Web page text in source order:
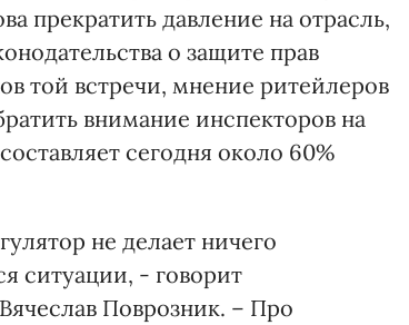
прекратить давление на отрасль,
о защите прав
той встречи, мнение ритейлеров
внимание инспекторов на
сегодня около 60%
не делает ничего
ситуации, - говорит
Поврозник. – Про